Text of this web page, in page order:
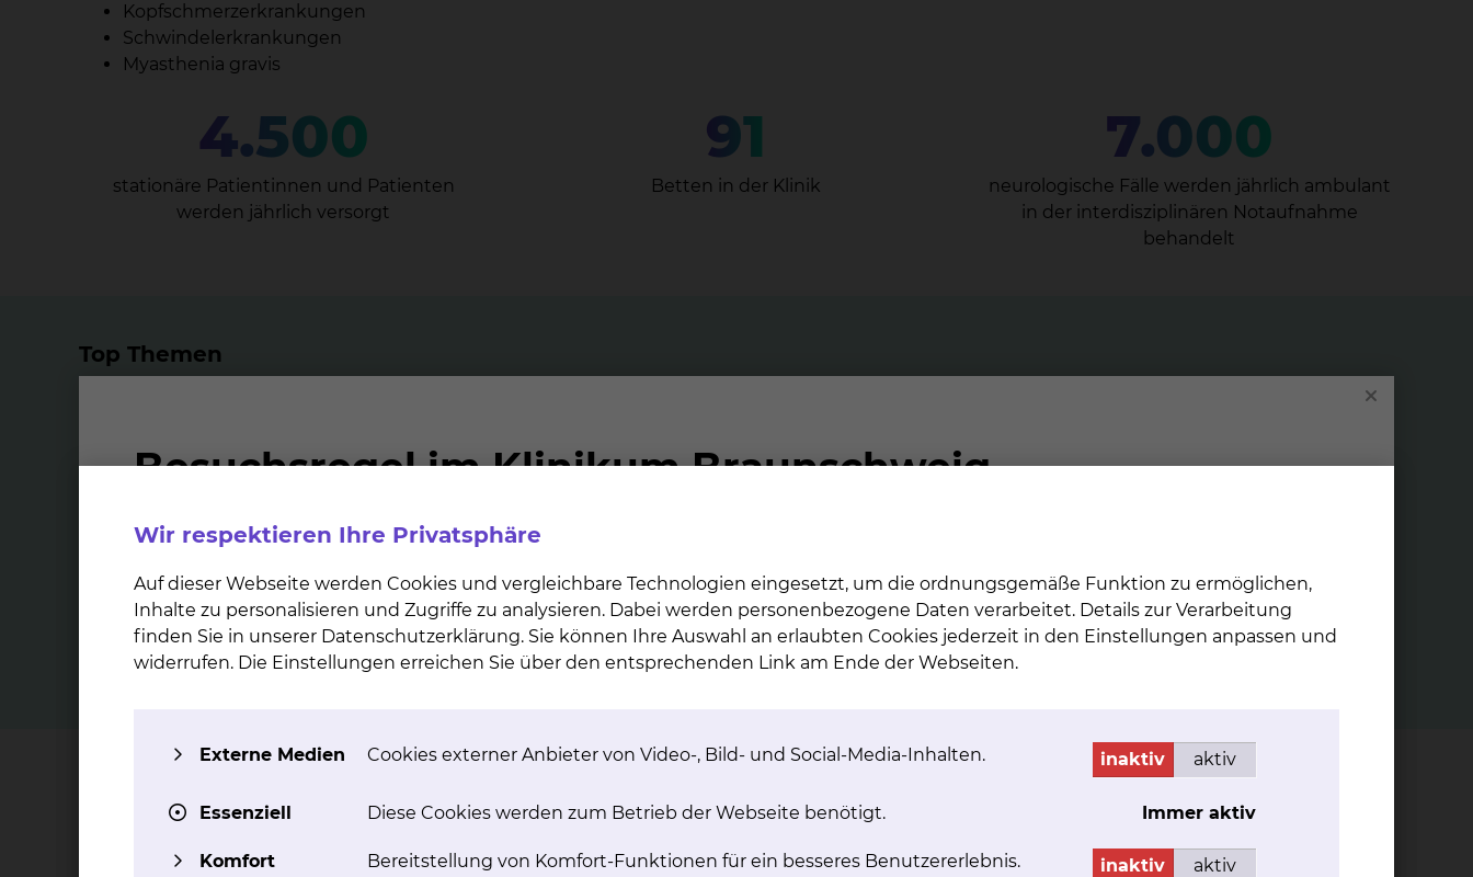
Kopfschmerzerkrankungen
Schwindelerkrankungen
Myasthenia gravis
4.500
stationäre Patientinnen und Patienten
werden jährlich versorgt
91
Betten in der Klinik
7.000
neurologische Fälle werden jährlich ambulant
in der interdisziplinären Notaufnahme
behandelt
Top Themen
Stroke Unit
mit spezieller Ausstattung zur
Intensivüberwachung für Patienten
mit Schlaganfällen.
mehr
Te­l­e­n­eu­ro­lo­gie
Ferndiagnostik von
Schlaganfallpatienten mittels Video-
und Tonübertragung durchgeführt
mehr
beschäftigt sich mit den Folgen von
Hirnverletzungen auf Intellekt und
Psyche.
mehr
befasst sich vor allem mit der
Funktionsweise des menschlichen
Nervensystems
mehr
Wir respektieren Ihre Privatsphäre
Auf dieser Webseite werden Cookies und vergleichbare Technologien eingesetzt, um die ordnungsgemäße Funktion zu ermöglichen,
Inhalte zu personalisieren und Zugriffe zu analysieren. Dabei werden personenbezogene Daten verarbeitet. Details zur Verarbeitung
finden Sie in unserer Datenschutzerklärung. Sie können Ihre Auswahl an erlaubten Cookies jederzeit in den Einstellungen anpassen und
widerrufen. Die Einstellungen erreichen Sie über den entsprechenden Link am Ende der Webseiten.
Externe Medien Cookies externer Anbieter von Video-, Bild- und Social-Media-Inhalten. inaktiv aktiv
Essenziell Diese Cookies werden zum Betrieb der Webseite benötigt. Immer aktiv
Komfort Bereitstellung von Komfort-Funktionen für ein besseres Benutzererlebnis. inaktiv aktiv